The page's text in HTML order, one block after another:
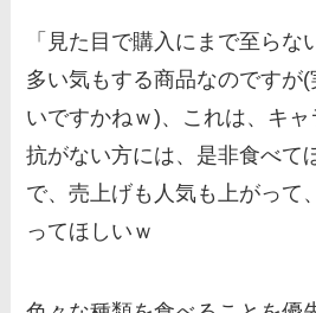
「見た目で購入にまで至ら
多い気もする商品なのですが
いですかねｗ)、これは、キ
抗がない方には、是非食べて
で、売上げも人気も上がって
ってほしいｗ